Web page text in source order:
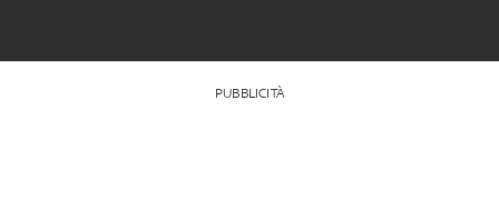
PUBBLICITÀ